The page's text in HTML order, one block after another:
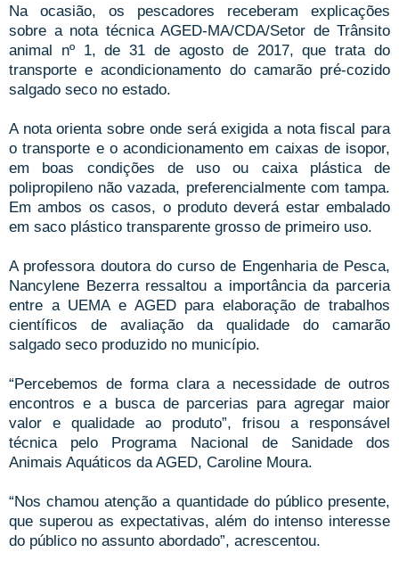
Na ocasião, os pescadores receberam explicações
sobre a nota técnica AGED-MA/CDA/Setor de Trânsito
animal nº 1, de 31 de agosto de 2017, que trata do
transporte e acondicionamento do camarão pré-cozido
salgado seco no estado.
A nota orienta sobre onde será exigida a nota fiscal para
o transporte e o acondicionamento em caixas de isopor,
em boas condições de uso ou caixa plástica de
polipropileno não vazada, preferencialmente com tampa.
Em ambos os casos, o produto deverá estar embalado
em saco plástico transparente grosso de primeiro uso.
A professora doutora do curso de Engenharia de Pesca,
Nancylene Bezerra ressaltou a importância da parceria
entre a UEMA e AGED para elaboração de trabalhos
científicos de avaliação da qualidade do camarão
salgado seco produzido no município.
“Percebemos de forma clara a necessidade de outros
encontros e a busca de parcerias para agregar maior
valor e qualidade ao produto”, frisou a responsável
técnica pelo Programa Nacional de Sanidade dos
Animais Aquáticos da AGED, Caroline Moura.
“Nos chamou atenção a quantidade do público presente,
que superou as expectativas, além do intenso interesse
do público no assunto abordado”, acrescentou.